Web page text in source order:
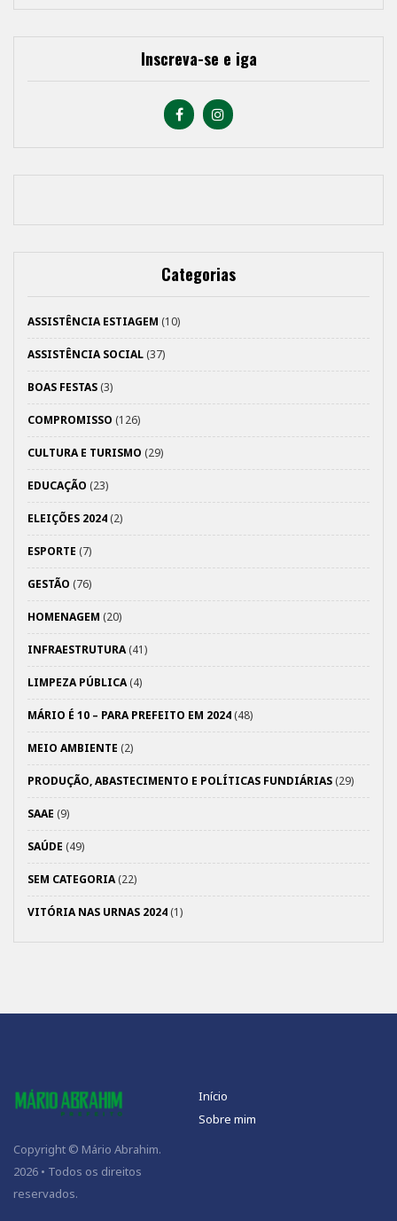
Inscreva-se e iga
Categorias
ASSISTÊNCIA ESTIAGEM (10)
ASSISTÊNCIA SOCIAL (37)
BOAS FESTAS (3)
COMPROMISSO (126)
CULTURA E TURISMO (29)
EDUCAÇÃO (23)
ELEIÇÕES 2024 (2)
ESPORTE (7)
GESTÃO (76)
HOMENAGEM (20)
INFRAESTRUTURA(41)
LIMPEZA PÚBLICA(4)
MÁRIO É 10 – PARA PREFEITO EM 2024 (48)
MEIO AMBIENTE (2)
PRODUÇÃO, ABASTECIMENTO E POLÍTICAS FUNDIÁRIAS (29)
SAAE (9)
SAÚDE (49)
SEM CATEGORIA(22)
VITÓRIA NAS URNAS 2024 (1)
Copyright © Mário Abrahim.
2026 • Todos os direitos
reservados.
Início
Sobre mim